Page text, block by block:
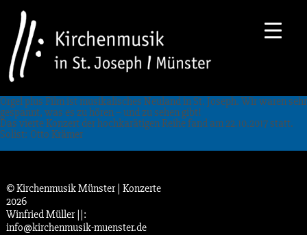
Orgel plus Film ist musikalisches Neuland in St. Joseph. Wir waren sehr
gespannt, was es zu hören – und zu sehen gibt!
Das vierte Konzert der hochkarätigen Reihe fand am 22.10.2017 statt.
Solist: Otto Krämer
© Kirchenmusik Münster | Konzerte
2026
Winfried Müller ||:
info@kirchenmusik-muenster.de